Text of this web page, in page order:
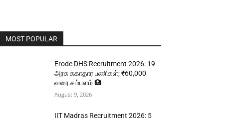
MOST POPULAR
Erode DHS Recruitment 2026: 19
அரசு சுகாதார பணிகள்; ₹60,000
வரை சம்பளம் 🏥
August 9, 2026
IIT Madras Recruitment 2026: 5